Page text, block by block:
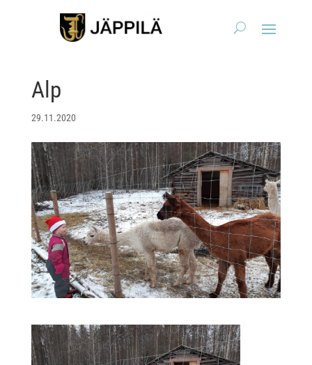
Alp
29.11.2020